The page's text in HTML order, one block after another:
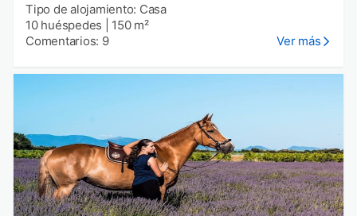
Tipo de alojamiento: Casa
10 huéspedes
150 m²
Comentarios: 9
Ver más